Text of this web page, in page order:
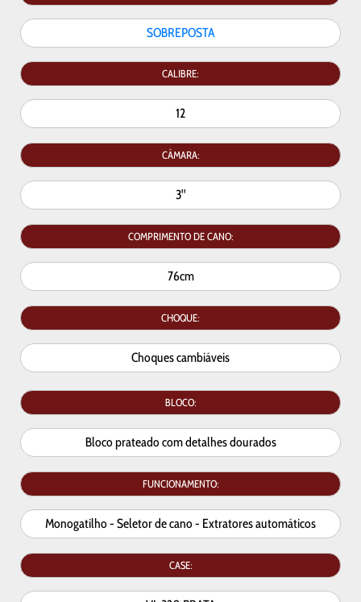
SOBREPOSTA
CALIBRE:
12
CÂMARA:
3"
COMPRIMENTO DE CANO:
76cm
CHOQUE:
Choques cambiáveis
BLOCO:
Bloco prateado com detalhes dourados
FUNCIONAMENTO:
Monogatilho - Seletor de cano - Extratores automáticos
CASE: